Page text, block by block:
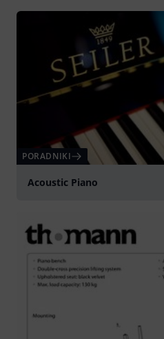
PORADNIKI
Acoustic Piano